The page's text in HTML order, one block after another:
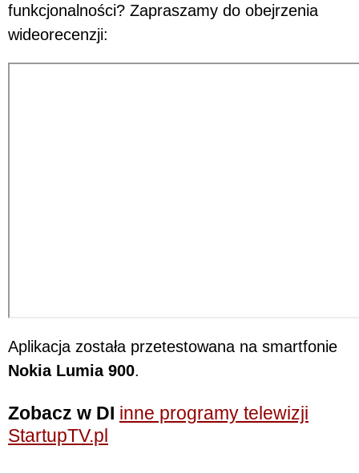
funkcjonalności? Zapraszamy do obejrzenia
wideorecenzji:
Aplikacja została przetestowana na smartfonie
Nokia Lumia 900.
Zobacz w DI inne programy telewizji
StartupTV.pl